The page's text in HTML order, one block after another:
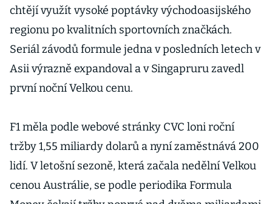
chtějí využít vysoké poptávky východoasijského
regionu po kvalitních sportovních značkách.
Seriál závodů formule jedna v posledních letech v
Asii výrazně expandoval a v Singapruru zavedl
první noční Velkou cenu.
F1 měla podle webové stránky CVC loni roční
tržby 1,55 miliardy dolarů a nyní zaměstnává 200
lidí. V letošní sezoně, která začala nedělní Velkou
cenou Austrálie, se podle periodika Formula